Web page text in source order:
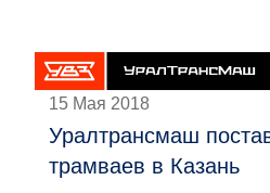
15 Мая 2018
Уралтрансмаш
трамваев в Казань